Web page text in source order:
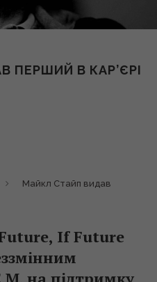
ПЕРШИЙ В КАР’ЄРІ
Майкл Стайп видав
If Future